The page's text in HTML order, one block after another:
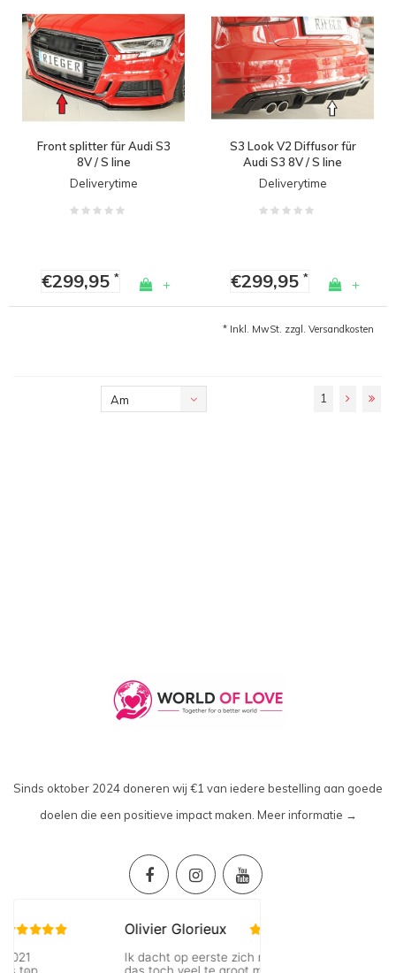
Front splitter für Audi S3
8V / S line
Deliverytime
€299,95* +
S3 Look V2 Diffusor für
Audi S3 8V / S line
Deliverytime
€299,95* +
* Inkl. MwSt. zzgl. Versandkosten
Am
1
Sinds oktober 2024 doneren wij €1 van iedere bestelling aan goede
doelen die een positieve impact maken. Meer informatie →